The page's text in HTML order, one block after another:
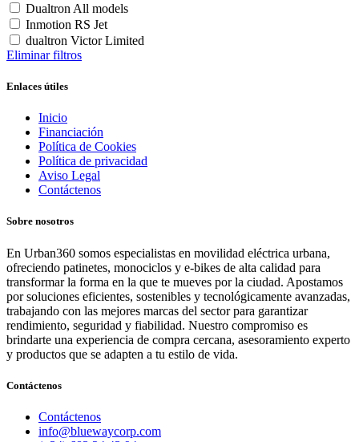
Dualtron All models
Inmotion RS Jet
dualtron Victor Limited
Eliminar filtros
Enlaces útiles
Inicio
Financiación
Política de Cookies
Política de privacidad
Aviso Legal
Contáctenos
Sobre nosotros
En Urban360 somos especialistas en movilidad eléctrica urbana,
ofreciendo patinetes, monociclos y e-bikes de alta calidad para
transformar la forma en la que te mueves por la ciudad. Apostamos
por soluciones eficientes, sostenibles y tecnológicamente avanzadas,
trabajando con las mejores marcas del sector para garantizar
rendimiento, seguridad y fiabilidad. Nuestro compromiso es
brindarte una experiencia de compra cercana, asesoramiento experto
y productos que se adapten a tu estilo de vida.
Contáctenos
Contáctenos
info@bluewaycorp.com